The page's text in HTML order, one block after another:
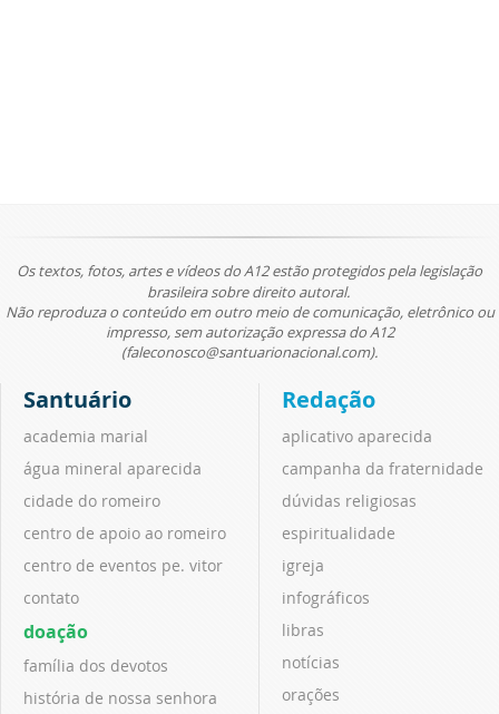
Os textos, fotos, artes e vídeos do A12 estão protegidos pela legislação
brasileira sobre direito autoral.
Não reproduza o conteúdo em outro meio de comunicação, eletrônico ou
impresso, sem autorização expressa do A12
(faleconosco@santuarionacional.com).
Santuário
academia marial
água mineral aparecida
cidade do romeiro
centro de apoio ao romeiro
centro de eventos pe. vitor
contato
doação
família dos devotos
história de nossa senhora
Redação
aplicativo aparecida
campanha da fraternidade
dúvidas religiosas
espiritualidade
igreja
infográficos
libras
notícias
orações